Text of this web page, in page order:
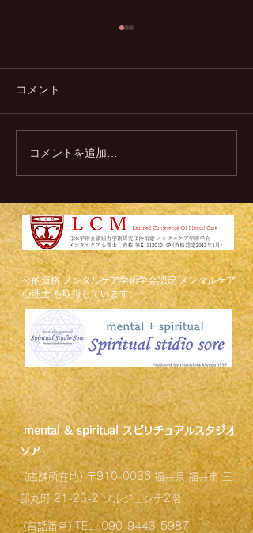
脈なしからの恋愛対象に
大逆転する方法5選
コメント
コメントを追加…
​公的資格 メンタルケア学術学会認定 メンタルケア
心理士 を取得しています。
mental &spiritual スピリチュアルスタジオ
ソア
(店舗所在地) 〒910-0036 福井県 福井市 三
郎丸町 21-26-2 ソルジェンテ2階
(電話番号) TEL:090-9443-5987